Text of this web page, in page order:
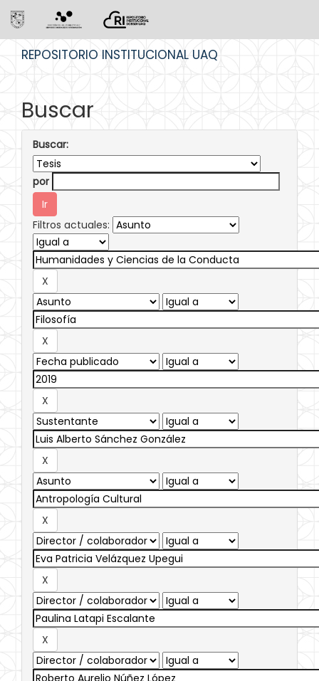
REPOSITORIO INSTITUCIONAL UAQ
Buscar
Buscar:
por
Filtros actuales: